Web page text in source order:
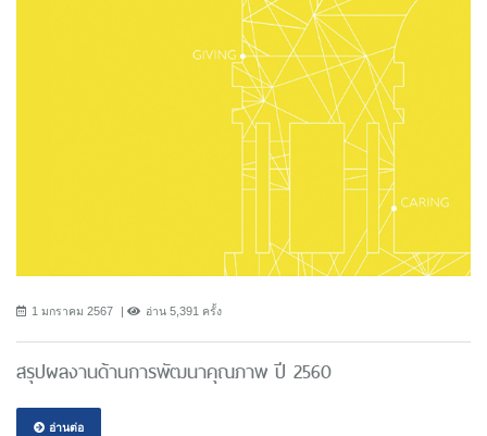
1 มกราคม 2567 อ่าน 5,391 ครั้ง
สรุปผลงานด้านการพัฒนาคุณภาพ ปี 2560
อ่านต่อ